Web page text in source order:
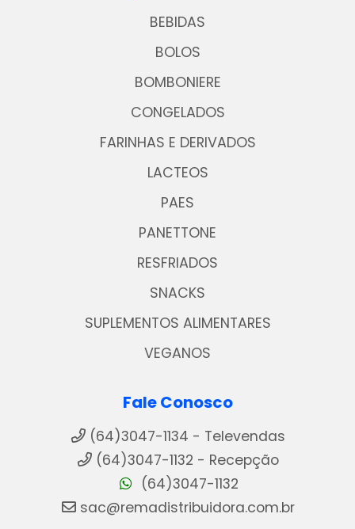
BEBIDAS
BOLOS
BOMBONIERE
CONGELADOS
FARINHAS E DERIVADOS
LACTEOS
PAES
PANETTONE
RESFRIADOS
SNACKS
SUPLEMENTOS ALIMENTARES
VEGANOS
Fale Conosco
(64)3047-1134 - Televendas
(64)3047-1132 - Recepção
(64)3047-1132
sac@remadistribuidora.com.br